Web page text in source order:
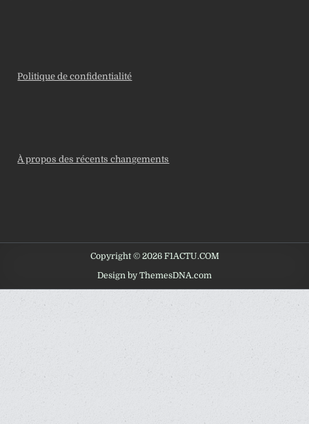
Politique de confidentialité
À propos des récents changements
Copyright © 2026 F1ACTU.COM
Design by ThemesDNA.com